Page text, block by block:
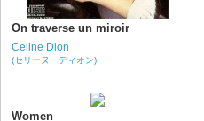
On traverse un miroir
Celine Dion
(セリーヌ・ディオン)
Women